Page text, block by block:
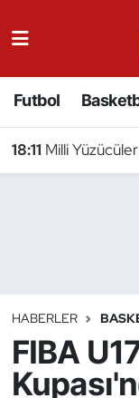
Futbol
18:11 Milli
HABERLER
FIBA
Badminton
Binicilik
Bisiklet